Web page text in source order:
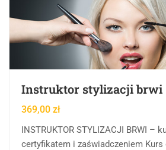
Instruktor stylizacji brwi
369,00 zł
INSTRUKTOR STYLIZACJI BRWI –
certyfikatem i zaświadczeniem